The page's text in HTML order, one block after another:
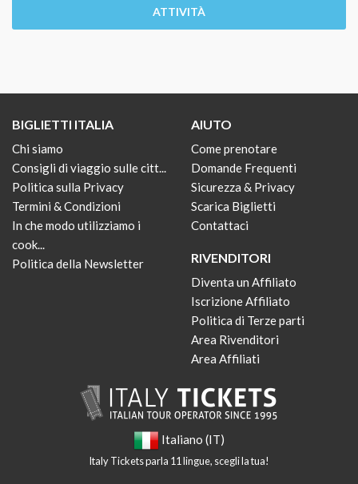
ATTIVITÀ
BIGLIETTI ITALIA
Chi siamo
Consigli di viaggio sulle citt...
Politica sulla Privacy
Termini & Condizioni
In che modo utilizziamo i
cook...
Politica della Newsletter
AIUTO
Come prenotare
Domande Frequenti
Sicurezza & Privacy
Scarica Biglietti
Contattaci
RIVENDITORI
Diventa un Affiliato
Iscrizione Affiliato
Politica di Terze parti
Area Rivenditori
Area Affiliati
Italiano (IT)
Italy Tickets parla 11 lingue, scegli la tua!